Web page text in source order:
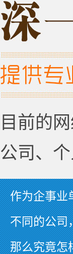
目前的
公司、
作为企事业
不同的公司
那么究竟怎